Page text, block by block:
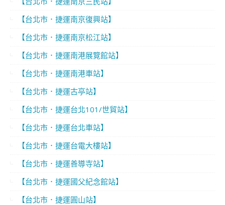
【台北市．捷運南京復興站】
【台北市．捷運南京松江站】
【台北市．捷運南港展覽館站】
【台北市．捷運南港車站】
【台北市．捷運古亭站】
【台北市．捷運台北101/世貿站】
【台北市．捷運台北車站】
【台北市．捷運台電大樓站】
【台北市．捷運善導寺站】
【台北市．捷運國父紀念館站】
【台北市．捷運圓山站】